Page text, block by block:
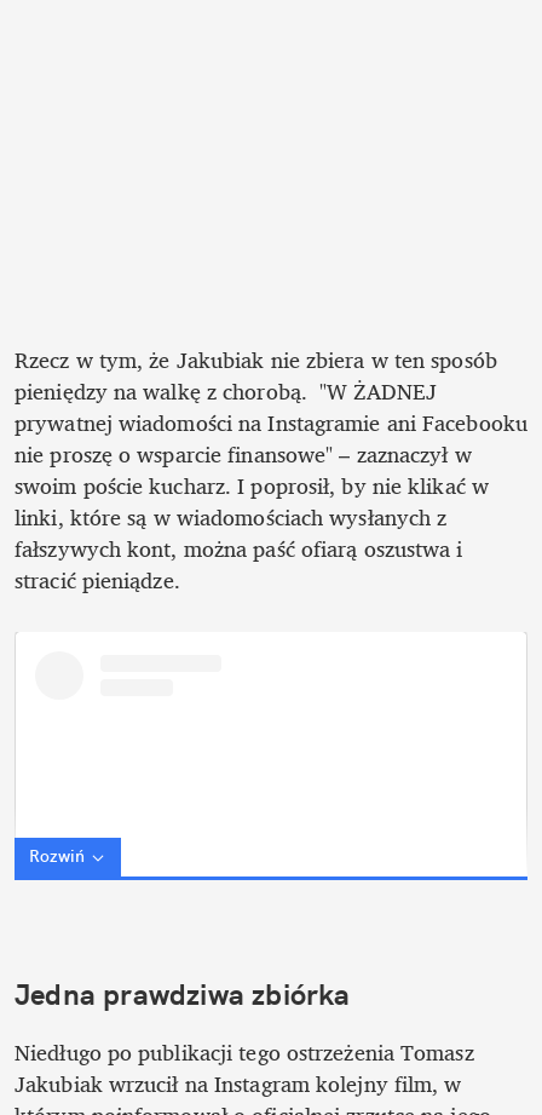
Rzecz w tym, że Jakubiak nie zbiera w ten sposób
pieniędzy na walkę z chorobą.  "W ŻADNEJ
prywatnej wiadomości na Instagramie ani Facebooku
nie proszę o wsparcie finansowe" – zaznaczył w
swoim poście kucharz. I poprosił, by nie klikać w
linki, które są w wiadomościach wysłanych z
fałszywych kont, można paść ofiarą oszustwa i
stracić pieniądze.
Rozwiń
Jedna prawdziwa zbiórka
Niedługo po publikacji tego ostrzeżenia Tomasz
Jakubiak wrzucił na Instagram kolejny film, w